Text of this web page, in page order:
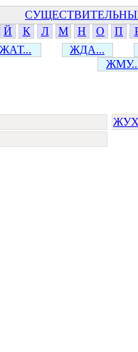
Й К Л М Н О П
ЖАТ...
ЖДА...